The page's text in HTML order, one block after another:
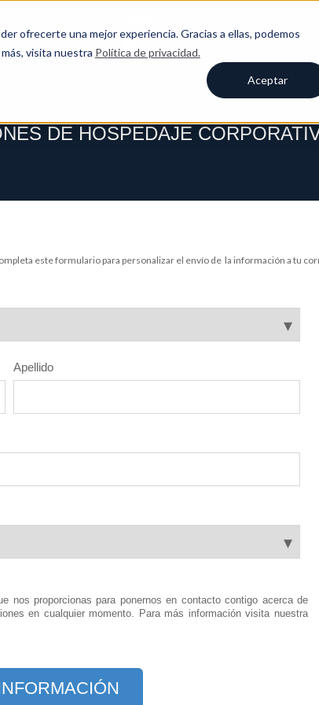
ofrecerte una mejor experiencia. Gracias a ellas, podemos
visita nuestra Política de privacidad.
Aceptar
DE HOSPEDAJE
este formulario para personalizar el envío de la información a tu
Apellido
nos proporcionas para ponernos en contacto contigo acerca de
en cualquier momento. Para más información visita nuestra